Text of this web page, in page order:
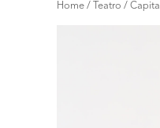
Home / Teatro /